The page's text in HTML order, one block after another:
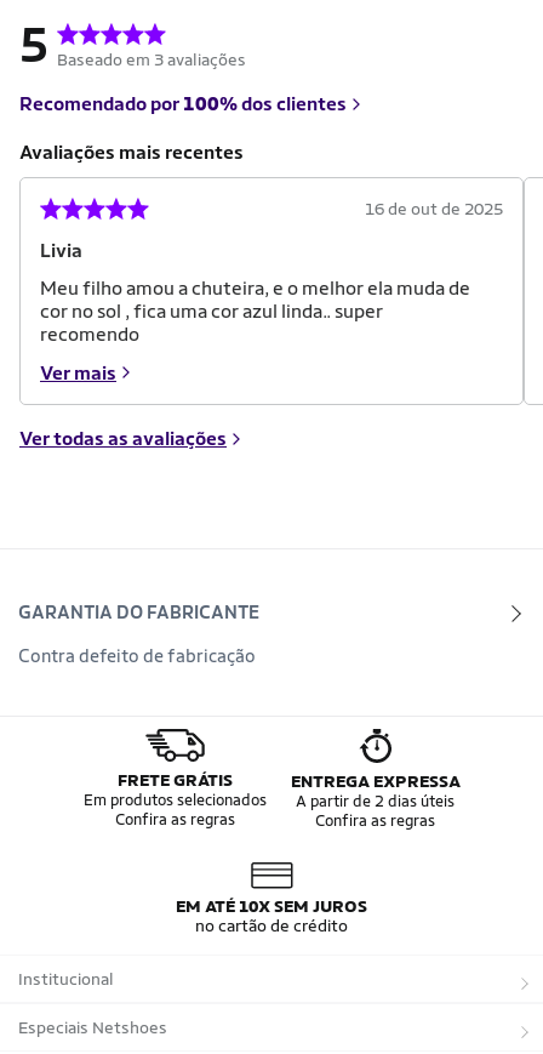
5 Baseado em 3 avaliações
Recomendado por 100%dos clientes
Avaliações mais recentes
Livia
16 de out de 2025
Meu filho amou a chuteira, e o melhor ela muda de
cor no sol , fica uma cor azul linda.. super
recomendo
Ver mais
Ver todas as avaliações
GARANTIA DO FABRICANTE
Contra defeito de fabricação
FRETE GRÁTIS
Em produtos selecionados
Confira as regras
ENTREGA EXPRESSA
A partir de 2 dias úteis
Confira as regras
EM ATÉ 10X SEM JUROS
no cartão de crédito
Institucional
Sobre a Netshoes
Especiais Netshoes